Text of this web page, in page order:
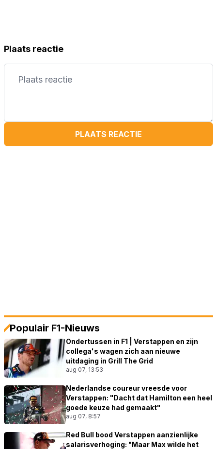
Plaats reactie
PLAATS REACTIE
Populair F1-Nieuws
Ondertussen in F1 | Verstappen en zijn
collega's wagen zich aan nieuwe
uitdaging in Grill The Grid
aug 07, 13:53
Nederlandse coureur vreesde voor
Verstappen: "Dacht dat Hamilton een heel
goede keuze had gemaakt"
aug 07, 8:57
Red Bull bood Verstappen aanzienlijke
salarisverhoging: "Maar Max wilde het